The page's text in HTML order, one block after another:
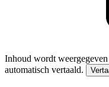
Inhoud wordt
automatisch vertaald.